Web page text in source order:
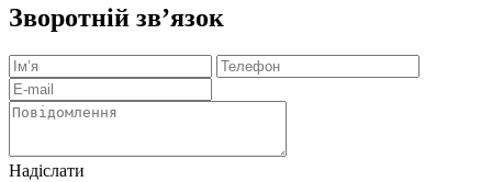
Зворотній зв’язок
Надіслати